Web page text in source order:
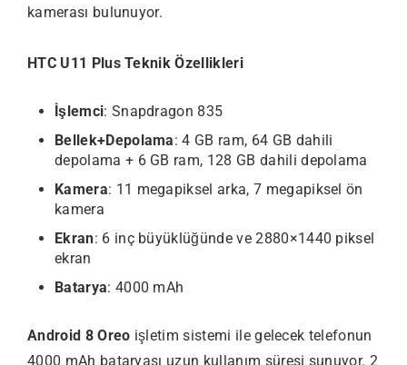
kamerası bulunuyor.
HTC U11 Plus Teknik Özellikleri
İşlemci: Snapdragon 835
Bellek+Depolama: 4 GB ram, 64 GB dahili
depolama + 6 GB ram, 128 GB dahili depolama
Kamera: 11 megapiksel arka, 7 megapiksel ön
kamera
Ekran: 6 inç büyüklüğünde ve 2880×1440 piksel
ekran
Batarya: 4000 mAh
Android 8 Oreo işletim sistemi ile gelecek telefonun
4000 mAh bataryası uzun kullanım süresi sunuyor. 2